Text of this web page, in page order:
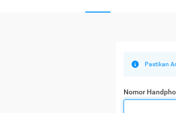
Pastikan
Nomor